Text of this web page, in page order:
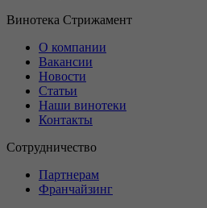
Винотека Стрижамент
О компании
Вакансии
Новости
Статьи
Наши винотеки
Контакты
Сотрудничество
Партнерам
Франчайзинг